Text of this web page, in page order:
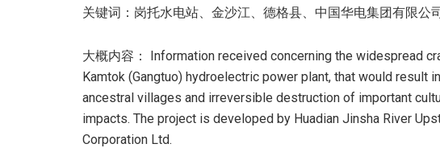
关键词：岗托水电站、金沙江、德格县、中国华电集团有限公
大概内容： Information received concerning the widespread
Kamtok (Gangtuo) hydroelectric power plant, that would
ancestral villages and irreversible destruction of important
impacts. The project is developed by Huadian Jinsha River
Corporation Ltd.